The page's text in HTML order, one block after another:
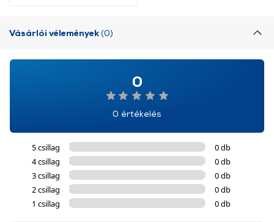
Vásárlói vélemények(0)
0
0 értékelés
5 csillag
0 db
4 csillag
0 db
3 csillag
0 db
2 csillag
0 db
1 csillag
0 db